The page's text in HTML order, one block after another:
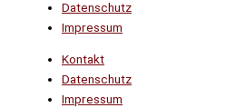
Datenschutz
Impressum
Kontakt
Datenschutz
Impressum